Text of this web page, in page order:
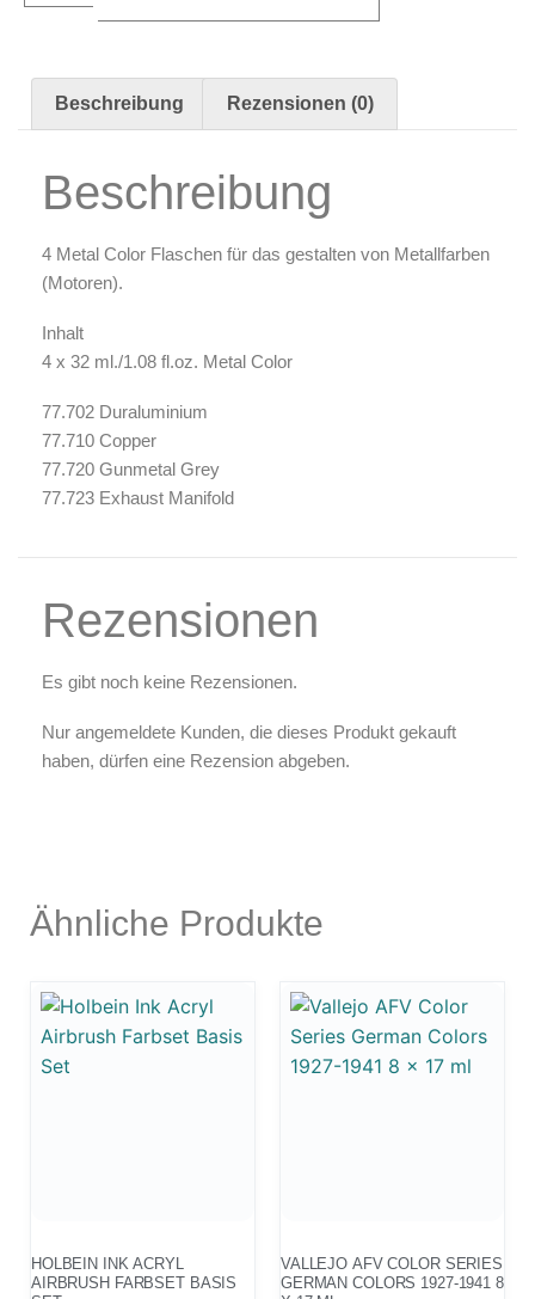
Maskierfolien & Maskierbänder
Reinigung & Pflege
Airbrush-Reiniger
Luftreinigung & Filter
Zubehör & Ausstattung
Arbeitsplatz & Zubehör
Leerbehälter & Mischzubehör
Spezialliteratur & Anleitungen
Gutscheine
X
Beschreibung Rezensionen (0)
Beschreibung
4 Metal Color Flaschen für das gestalten von Metallfarben
(Motoren).
Inhalt
4 x 32 ml./1.08 fl.oz. Metal Color
77.702 Duraluminium
77.710 Copper
77.720 Gunmetal Grey
77.723 Exhaust Manifold
Rezensionen
Es gibt noch keine Rezensionen.
Nur angemeldete Kunden, die dieses Produkt gekauft
haben, dürfen eine Rezension abgeben.
Ähnliche Produkte
HOLBEIN INK ACRYL
AIRBRUSH FARBSET BASIS
VALLEJO AFV COLOR SERIES
GERMAN COLORS 1927-1941 8